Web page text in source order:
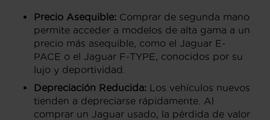
Precio Asequible: Comprar de segunda mano
permite acceder a modelos de alta gama a un
precio más asequible, como el Jaguar E-
PACE o el Jaguar F-TYPE, conocidos por su
lujo y deportividad.
Depreciación Reducida: Los vehículos nuevos
tienden a depreciarse rápidamente. Al
comprar un Jaguar usado, la pérdida de valor